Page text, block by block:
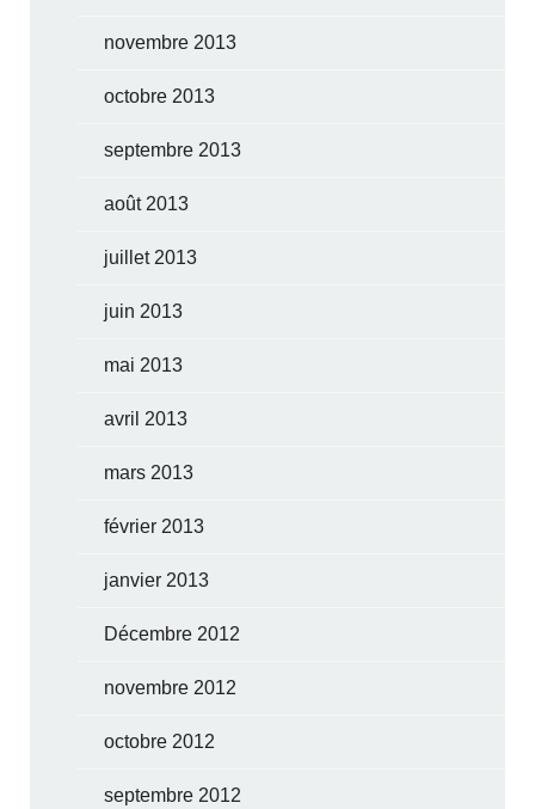
novembre 2013
octobre 2013
septembre 2013
août 2013
juillet 2013
juin 2013
mai 2013
avril 2013
mars 2013
février 2013
janvier 2013
Décembre 2012
novembre 2012
octobre 2012
septembre 2012